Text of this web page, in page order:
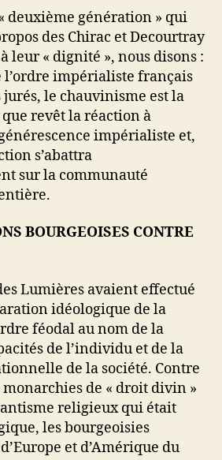
deuxième génération » qui
des Chirac et Decourtray
leur « dignité », nous disons :
l’ordre impérialiste français
le chauvinisme est la
revêt la réaction à
impérialiste et,
s’abattra
sur la communauté
BOURGEOISES CONTRE
Lumières avaient effectué
idéologique de la
féodal au nom de la
de l’individu et de la
de la société. Contre
monarchies de « droit divin »
religieux qui était
les bourgeoisies
et d’Amérique du